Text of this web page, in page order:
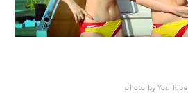
photo by You Tube